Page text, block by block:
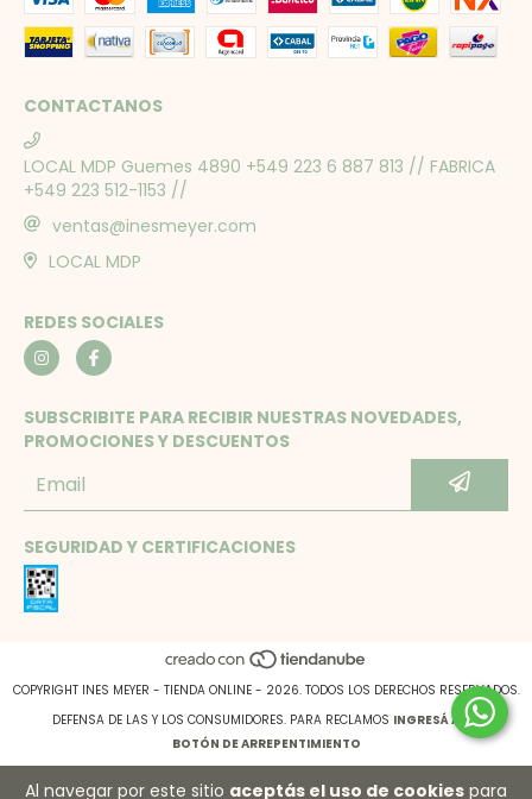
Al navegar por este sitio aceptás el uso de cookies para
CONTACTANOS
LOCAL MDP Guemes 4890 +549 223 6 887 813 // FABRICA
+549 223 512-1153 //
ventas@inesmeyer.com
LOCAL MDP
REDES SOCIALES
SUBSCRIBITE PARA RECIBIR NUESTRAS NOVEDADES,
PROMOCIONES Y DESCUENTOS
SEGURIDAD Y CERTIFICACIONES
COPYRIGHT INES MEYER - TIENDA ONLINE - 2026. TODOS LOS DERECHOS RESERVADOS.
DEFENSA DE LAS Y LOS CONSUMIDORES. PARA RECLAMOS INGRESÁ ACÁ.
BOTÓN DE ARREPENTIMIENTO